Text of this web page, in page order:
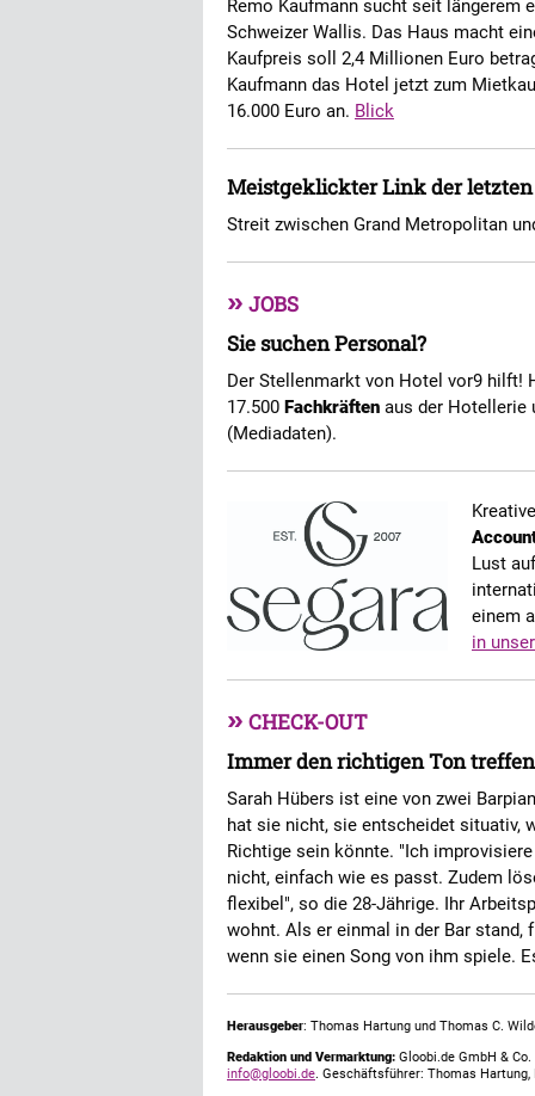
Remo Kaufmann sucht seit längerem
Schweizer Wallis. Das Haus macht
Kaufpreis soll 2,4 Millionen Euro
Kaufmann das Hotel jetzt zum
16.000 Euro an. Blick
Meistgeklickter Link der letzten
Streit zwischen Grand Metropolitan
» JOBS
Sie suchen Personal?
Der Stellenmarkt von Hotel vor9 hilft!
17.500 Fachkräften aus der Hotellerie
(Mediadaten).
Lust
einem
in
» CHECK-OUT
Immer den richtigen Ton treffen
Sarah Hübers ist eine von zwei
hat sie nicht, sie entscheidet situativ,
Richtige sein könnte. "Ich
nicht, einfach wie es passt. Zudem
flexibel", so die 28-Jährige. Ihr
wohnt. Als er einmal in der Bar stand,
wenn sie einen Song von ihm spiele.
Herausgeber: Thomas Hartung und Thomas C.
Redaktion und Vermarktung: Gloobi.de GmbH &
info@gloobi.de. Geschäftsführer: Thomas